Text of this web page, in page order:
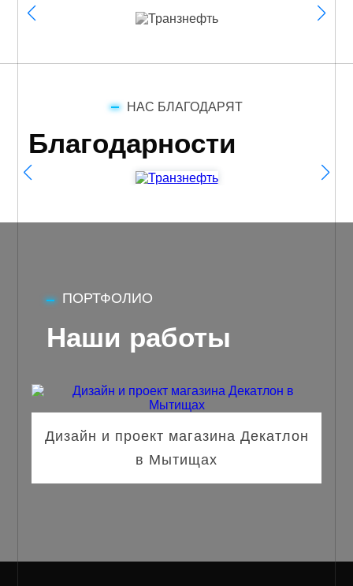
НАС БЛАГОДАРЯТ
Благодарности
ПОРТФОЛИО
Наши работы
Дизайн и проект магазина Декатлон
в Мытищах